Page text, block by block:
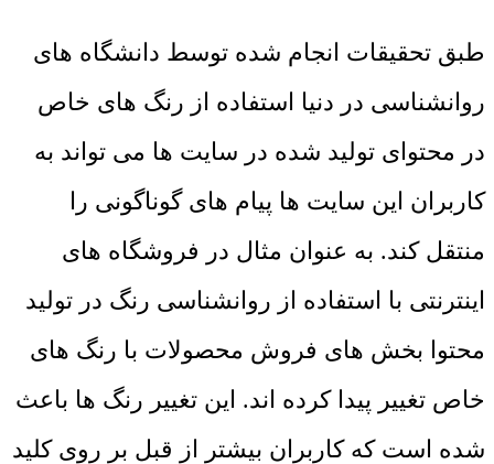
طبق تحقیقات انجام شده توسط دانشگاه های
روانشناسی در دنیا استفاده از رنگ های خاص
در محتوای تولید شده در سایت ها می تواند به
کاربران این سایت ها پیام های گوناگونی را
منتقل کند. به عنوان مثال در فروشگاه های
اینترنتی با استفاده از روانشناسی رنگ در تولید
محتوا بخش های فروش محصولات با رنگ های
خاص تغییر پیدا کرده اند. این تغییر رنگ ها باعث
شده است که کاربران بیشتر از قبل بر روی کلید